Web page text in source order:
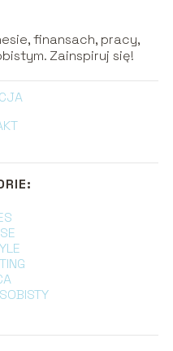
finansach, pracy,
Zainspiruj się!